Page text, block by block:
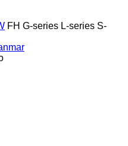
FH G-series L-series S-